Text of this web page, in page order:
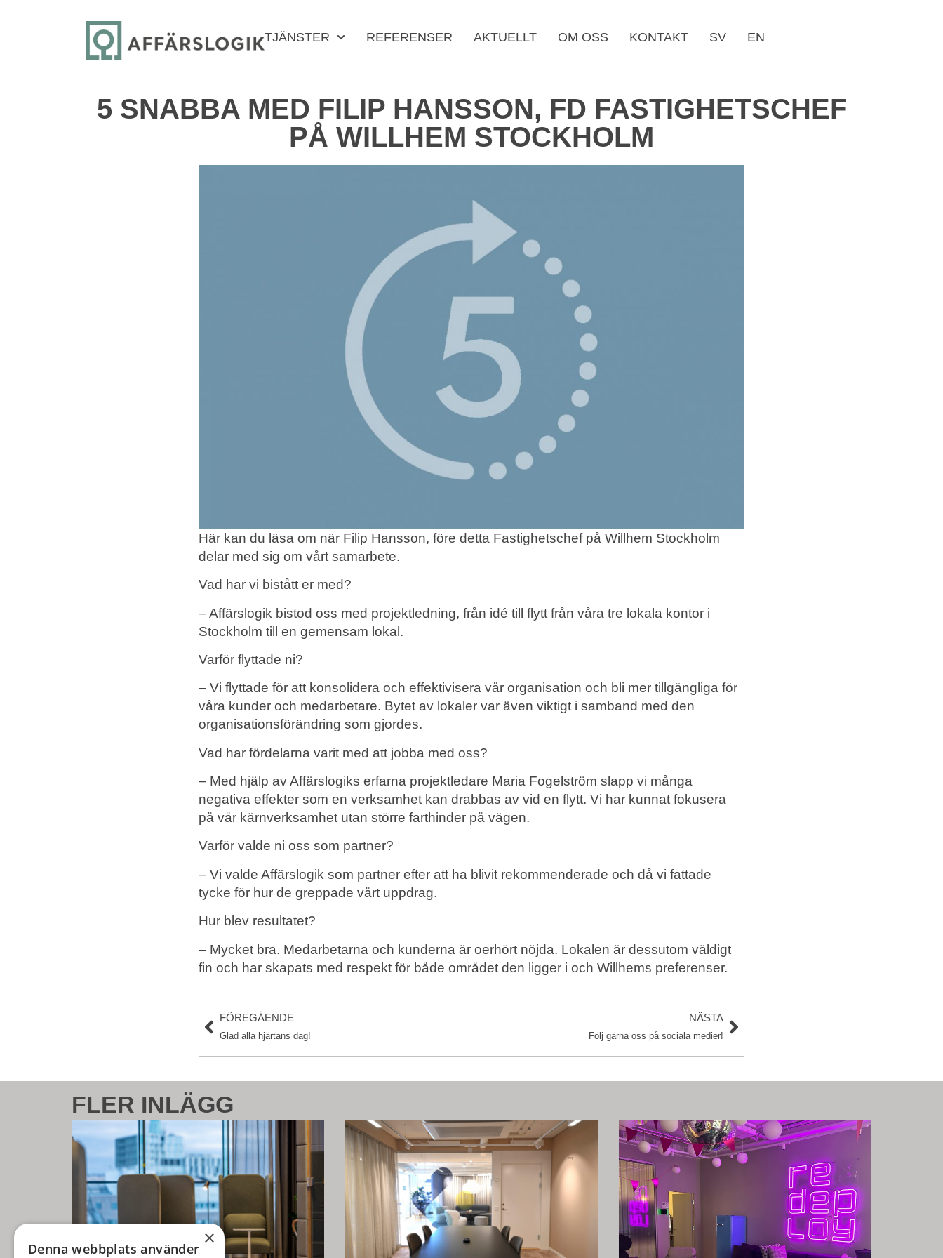
TJÄNSTER REFERENSER AKTUELLT OM OSS KONTAKT SV EN
5 SNABBA MED FILIP HANSSON, FD FASTIGHETSCHEF
PÅ WILLHEM STOCKHOLM
Här kan du läsa om när Filip Hansson, före detta Fastighetschef på Willhem Stockholm
delar med sig om vårt samarbete.
Vad har vi bistått er med?
– Affärslogik bistod oss med projektledning, från idé till flytt från våra tre lokala kontor i
Stockholm till en gemensam lokal.
Varför flyttade ni?
– Vi flyttade för att konsolidera och effektivisera vår organisation och bli mer tillgängliga för
våra kunder och medarbetare. Bytet av lokaler var även viktigt i samband med den
organisationsförändring som gjordes.
Vad har fördelarna varit med att jobba med oss?
– Med hjälp av Affärslogiks erfarna projektledare Maria Fogelström slapp vi många
negativa effekter som en verksamhet kan drabbas av vid en flytt. Vi har kunnat fokusera
på vår kärnverksamhet utan större farthinder på vägen.
Varför valde ni oss som partner?
– Vi valde Affärslogik som partner efter att ha blivit rekommenderade och då vi fattade
tycke för hur de greppade vårt uppdrag.
Hur blev resultatet?
– Mycket bra. Medarbetarna och kunderna är oerhört nöjda. Lokalen är dessutom väldigt
fin och har skapats med respekt för både området den ligger i och Willhems preferenser.
FÖREGÅENDE
Glad alla hjärtans dag!
NÄSTA
Följ gärna oss på sociala medier!
FLER INLÄGG
×
Denna webbplats använder